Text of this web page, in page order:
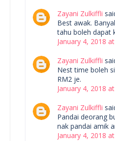
Zayani Zulkiffli
Best awak.
tahu boleh dapat
January 4, 2018
Zayani Zulkiffli
Nest time boleh
RM2 je.
January 4, 2018
Zayani Zulkiffli
Pandai deorang
nak pandai amik
January 4, 2018